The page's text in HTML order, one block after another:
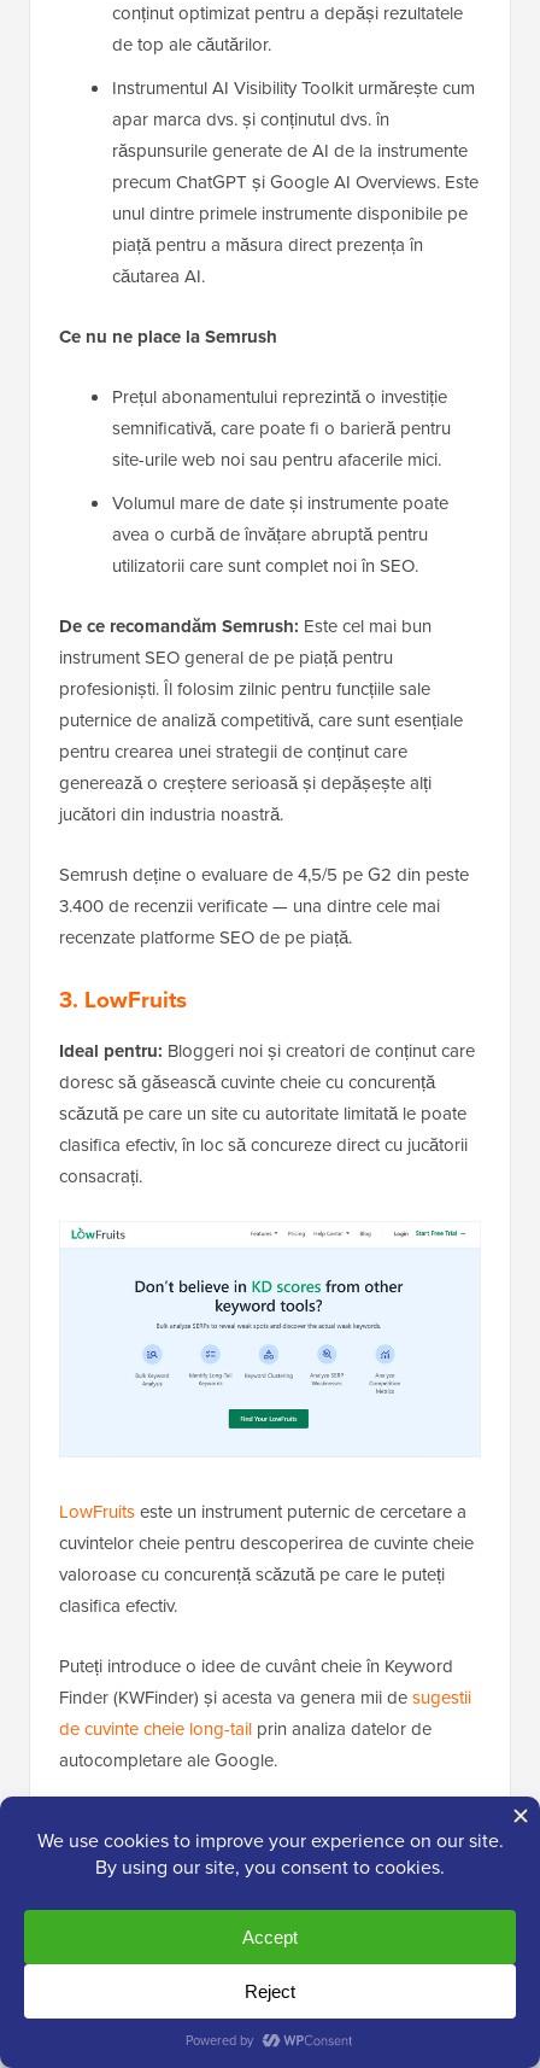
conținut optimizat pentru a depăși rezultatele
de top ale căutărilor.
Instrumentul AI Visibility Toolkit urmărește cum
apar marca dvs. și conținutul dvs. în
răspunsurile generate de AI de la instrumente
precum ChatGPT și Google AI Overviews. Este
unul dintre primele instrumente disponibile pe
piață pentru a măsura direct prezența în
căutarea AI.
Ce nu ne place la Semrush
Prețul abonamentului reprezintă o investiție
semnificativă, care poate fi o barieră pentru
site-urile web noi sau pentru afacerile mici.
Volumul mare de date și instrumente poate
avea o curbă de învățare abruptă pentru
utilizatorii care sunt complet noi în SEO.
De ce recomandăm Semrush: Este cel mai bun
instrument SEO general de pe piață pentru
profesioniști. Îl folosim zilnic pentru funcțiile sale
puternice de analiză competitivă, care sunt esențiale
pentru crearea unei strategii de conținut care
generează o creștere serioasă și depășește alți
jucători din industria noastră.
Semrush deține o evaluare de 4,5/5 pe G2 din peste
3.400 de recenzii verificate — una dintre cele mai
recenzate platforme SEO de pe piață.
3. LowFruits
Ideal pentru: Bloggeri noi și creatori de conținut care
doresc să găsească cuvinte cheie cu concurență
scăzută pe care un site cu autoritate limitată le poate
clasifica efectiv, în loc să concureze direct cu jucătorii
consacrați.
LowFruitseste un instrument puternic de cercetare a
cuvintelor cheie pentru descoperirea de cuvinte cheie
valoroase cu concurență scăzută pe care le puteți
clasifica efectiv.
Puteți introduce o idee de cuvânt cheie în Keyword
Finder (KWFinder) și acesta va genera mii desugestii
de cuvinte cheie long-tail prin analiza datelor de
autocompletare ale Google.
căutare, dificultatea căutării și punctele slabe din
SERP-uri. Aceste puncte slabe identifică site-uri web
cu autoritate de domeniu scăzută care se clasează
pentru cuvântul cheie, ceea ce vă face mai ușor să le